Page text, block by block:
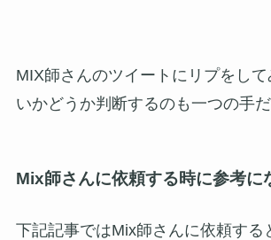
MIX師さんのツイートにリプをし
いかどうか判断するのも一つの手だ
Mix師さんに依頼する時に参考に
下記記事ではMix師さんに依頼する